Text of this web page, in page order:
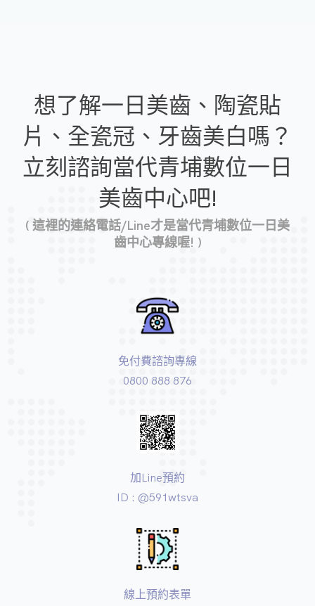
想了解一日美齒、陶瓷貼
片、全瓷冠、牙齒美白嗎？
立刻諮詢當代青埔數位一日
美齒中心吧!
( 這裡的連絡電話/Line才是當代青埔數位一日美
齒中心專線喔! )
免付費諮詢專線
0800 888 876
加Line預約
ID : @591wtsva
線上預約表單